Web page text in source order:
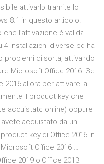
attivarlo tramite lo
8.1 in questo articolo.
l’attivazione è valida
installazioni diverse ed ha
problemi di sorta, attivando
Microsoft Office 2016. Se
allora per attivare la
il product key che
acquistato online) oppure
acquistato da un
key di Office 2016 in
Office 2016 …
2019 o Office 2013;